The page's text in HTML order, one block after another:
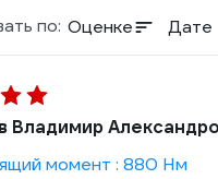
по: Оценке Дате
Владимир
момент : 880 Нм